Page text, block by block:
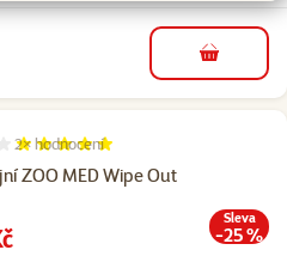
do košíku
ZOO MED Wipe Out
počet hodnocení: 2
2× hodnocení
Sleva
-25 %